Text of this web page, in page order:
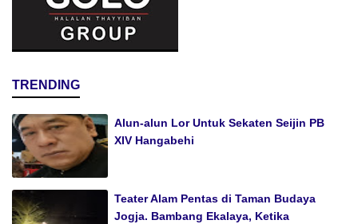
TRENDING
Alun-alun Lor Untuk Sekaten Seijin PB
XIV Hangabehi
Teater Alam Pentas di Taman Budaya
Jogja. Bambang Ekalaya, Ketika